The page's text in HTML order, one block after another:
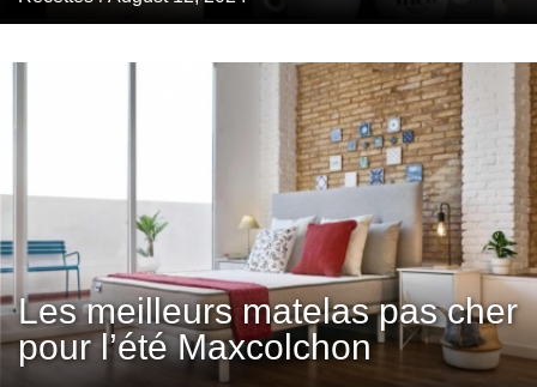
Les meilleurs matelas pas cher
pour l’été Maxcolchon